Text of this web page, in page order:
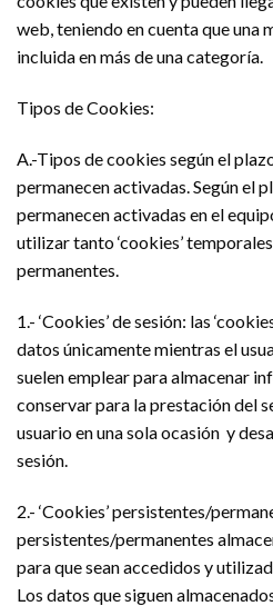
web, teniendo en cuenta que una
incluida en más de una categoría.
Tipos de Cookies:
A.-Tipos de cookies según el
permanecen activadas. Según el
permanecen activadas en el
utilizar tanto ‘cookies’
permanentes.
1.- ‘Cookies’ de sesión: las
datos únicamente mientras el
suelen emplear para almacenar
conservar para la prestación del
usuario en una sola ocasión y
sesión.
2.- ‘Cookies’ persistentes/
persistentes/permanentes
para que sean accedidos y
Los datos que siguen